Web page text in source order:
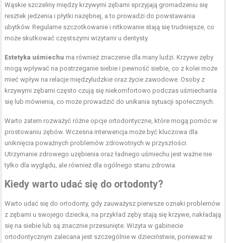
Wąskie szczeliny między krzywymi zębami sprzyjają gromadzeniu się
resztek jedzenia i płytki nazębnej, a to prowadzi do powstawania
ubytków. Regularne szczotkowanie i nitkowanie stają się trudniejsze, co
może skutkować częstszymi wizytami u dentysty.
Estetyka uśmiechu ma również znaczenie dla many ludzi. Krzywe zęby
mogą wpływać na postrzeganie siebie i pewność siebie, co z kolei może
mieć wpływ na relacje międzyludzkie oraz życie zawodowe. Osoby z
krzywymi zębami często czują się niekomfortowo podczas uśmiechania
się lub mówienia, co może prowadzić do unikania sytuacji społecznych.
Warto zatem rozważyć różne opcje ortodontyczne, które mogą pomóc w
prostowaniu zębów. Wczesna interwencja może być kluczowa dla
uniknięcia poważnych problemów zdrowotnych w przyszłości.
Utrzymanie zdrowego uzębienia oraz ładnego uśmiechu jest ważne nie
tylko dla wyglądu, ale również dla ogólnego stanu zdrowia.
Kiedy warto udać się do ortodonty?
Warto udać się do ortodonty, gdy zauważysz pierwsze oznaki problemów
z zębami u swojego dziecka, na przykład zęby stają się krzywe, nakładają
się na siebie lub są znacznie przesunięte. Wizyta w gabinecie
ortodontycznym zalecana jest szczególnie w dzieciństwie, ponieważ w